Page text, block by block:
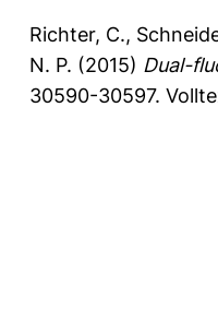
Richter, C.,
N. P. (2015) Dual-
30590-30597.